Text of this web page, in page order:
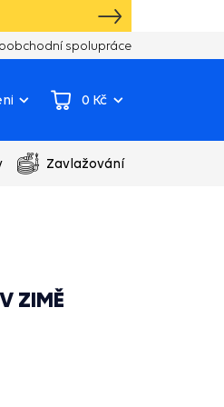
sklad, výroba, servisní centrum
spolupráce
0 Kč
Zavlažování
ZIMĚ